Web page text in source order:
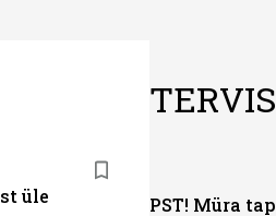
üle
TERVIS
PST! Müra